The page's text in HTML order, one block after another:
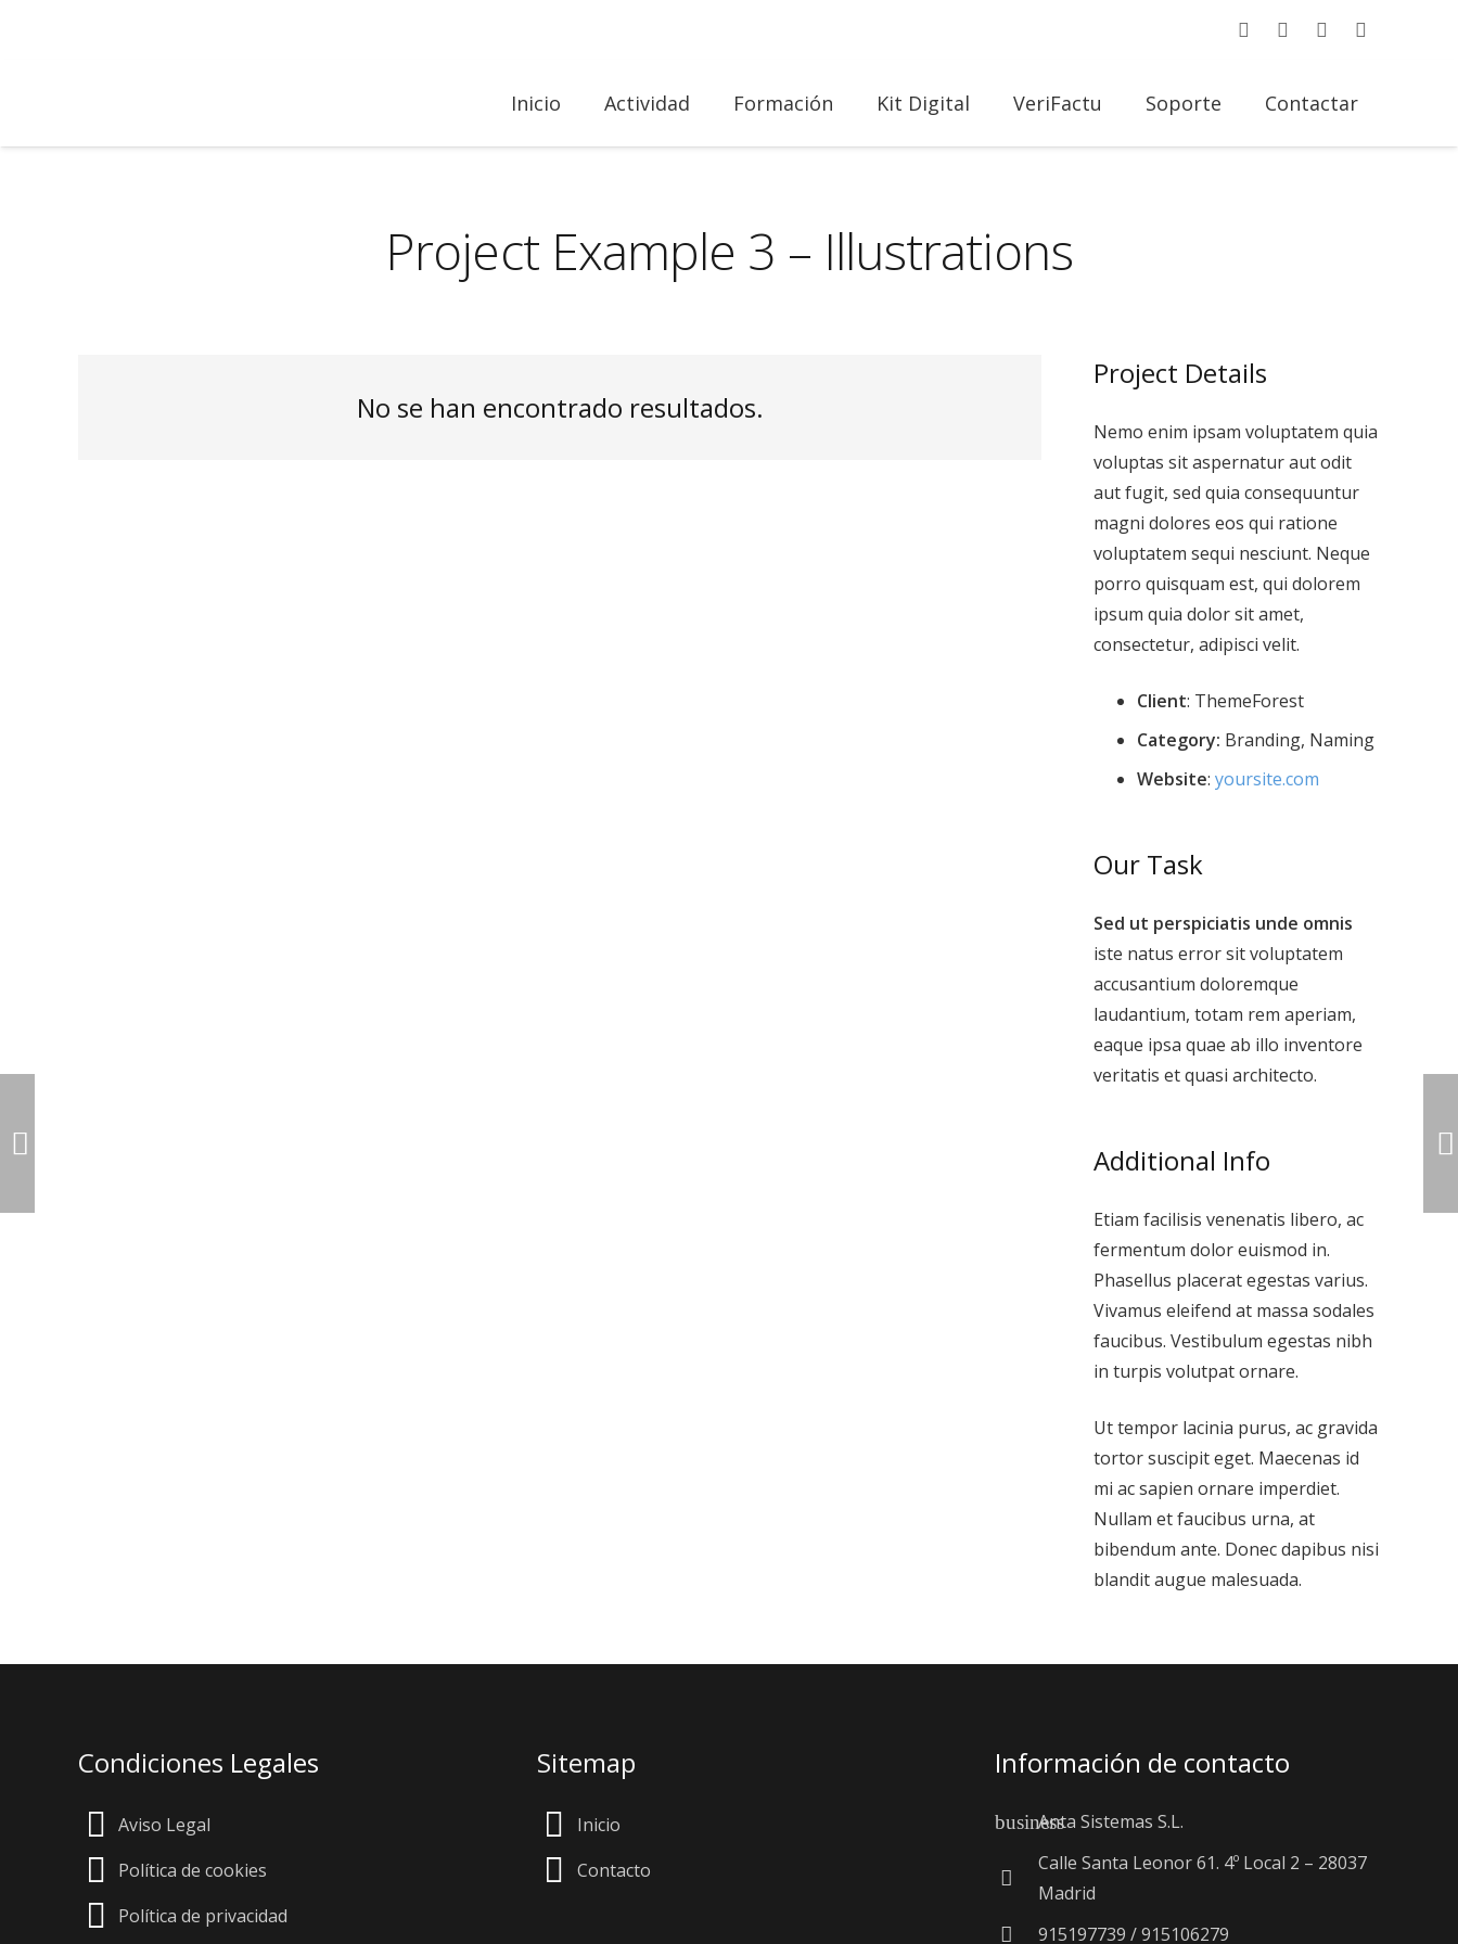
Inicio Actividad Formación Kit Digital VeriFactu Soporte Contactar
Project Example 3 – Illustrations
No se han encontrado resultados.
Project Details
Nemo enim ipsam voluptatem quia
voluptas sit aspernatur aut odit
aut fugit, sed quia consequuntur
magni dolores eos qui ratione
voluptatem sequi nesciunt. Neque
porro quisquam est, qui dolorem
ipsum quia dolor sit amet,
consectetur, adipisci velit.
Client: ThemeForest
Category: Branding, Naming
Website: yoursite.com
Our Task
Sed ut perspiciatis unde omnis
iste natus error sit voluptatem
accusantium doloremque
laudantium, totam rem aperiam,
eaque ipsa quae ab illo inventore
veritatis et quasi architecto.
Additional Info
Etiam facilisis venenatis libero, ac
fermentum dolor euismod in.
Phasellus placerat egestas varius.
Vivamus eleifend at massa sodales
faucibus. Vestibulum egestas nibh
in turpis volutpat ornare.
Ut tempor lacinia purus, ac gravida
tortor suscipit eget. Maecenas id
mi ac sapien ornare imperdiet.
Nullam et faucibus urna, at
bibendum ante. Donec dapibus nisi
blandit augue malesuada.
Condiciones Legales
Aviso Legal
Política de cookies
Política de privacidad
Sitemap
Inicio
Contacto
Información de contacto
businessAnta Sistemas S.L.
Calle Santa Leonor 61. 4º Local 2 – 28037
Madrid
915197739 / 915106279